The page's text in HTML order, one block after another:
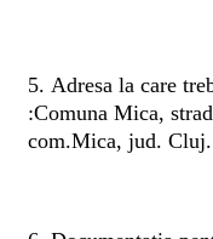
5. Adresa la care
:Comuna Mica,
com.Mica, jud. Cluj.